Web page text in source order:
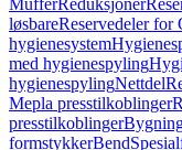
MufferReduksjoner
løsbareReservedeler for
hygienesystem
med hygienespyling
hygienespylingNettdel
Mepla presstilkoblinger
presstilkoblinger
formstykkerBend